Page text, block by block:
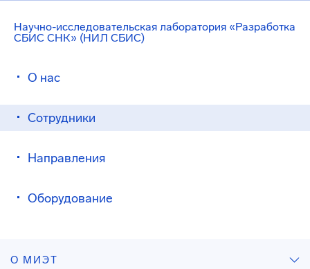
Научно-исследовательская лаборатория «Разработка
СБИС СНК» (НИЛ СБИС)
О нас
Сотрудники
Направления
Оборудование
О МИЭТ